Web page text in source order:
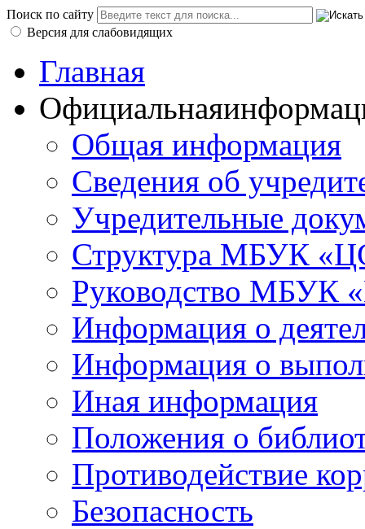
Поиск по сайту
Версия для слабовидящих
Главная
Официальная
Общая информация
Сведения об
Учредительные
Структура МБУК
Руководство МБУК
Информация о
Информация о
Иная информация
Положения о
Противодействие
Безопасность